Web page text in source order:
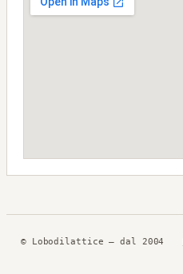
© Lobodilattice — dal 2004